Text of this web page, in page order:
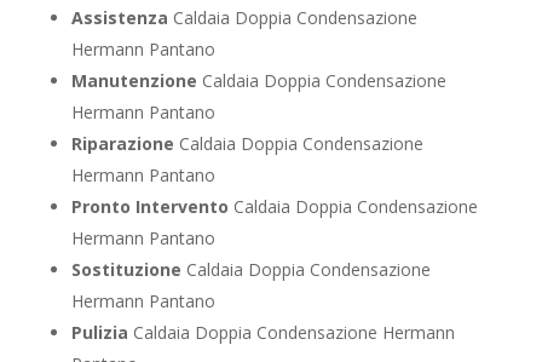
Assistenza Caldaia Doppia Condensazione
Hermann Pantano
Manutenzione Caldaia Doppia Condensazione
Hermann Pantano
Riparazione Caldaia Doppia Condensazione
Hermann Pantano
Pronto Intervento Caldaia Doppia Condensazione
Hermann Pantano
Sostituzione Caldaia Doppia Condensazione
Hermann Pantano
Pulizia Caldaia Doppia Condensazione Hermann